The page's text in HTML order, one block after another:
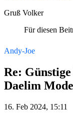
Gruß Volker
Für diesen
Andy-Joe
Re:
Daelim
16. Feb 2024, 15:11